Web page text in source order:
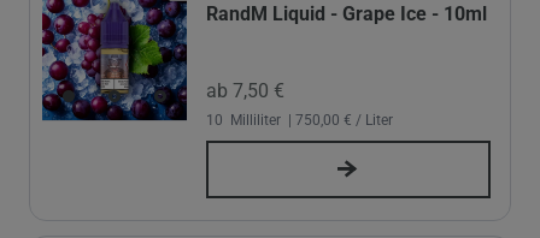
RandM Liquid - Grape Ice - 10ml
ab 7,50 €
10 Milliliter | 750,00 € / Liter